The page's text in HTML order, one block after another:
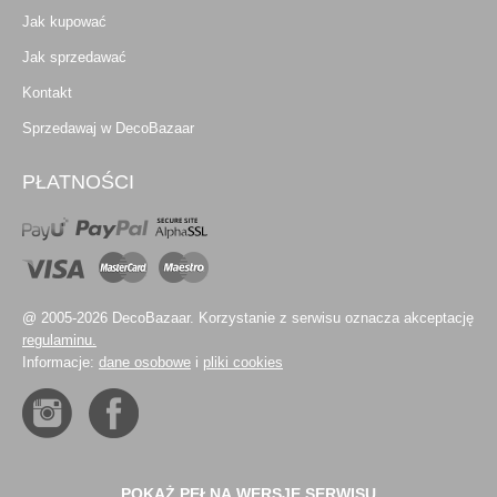
Jak kupować
Jak sprzedawać
Kontakt
Sprzedawaj w DecoBazaar
PŁATNOŚCI
@ 2005-2026 DecoBazaar. Korzystanie z serwisu oznacza akceptację
regulaminu.
Informacje: dane osobowe i pliki cookies
POKAŻ PEŁNĄ WERSJĘ SERWISU